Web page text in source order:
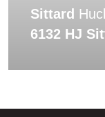
Sittard
6132 HJ